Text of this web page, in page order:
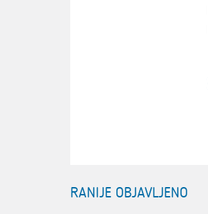
RANIJE OBJAVLJENO